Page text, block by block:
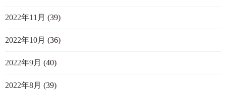
2022年11月 (39)
2022年10月 (36)
2022年9月 (40)
2022年8月 (39)